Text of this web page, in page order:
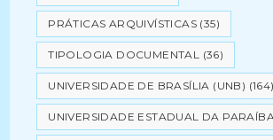
PRÁTICAS ARQUIVÍSTICAS (35)
TIPOLOGIA DOCUMENTAL (36)
UNIVERSIDADE DE BRASÍLIA (UNB) (164)
UNIVERSIDADE ESTADUAL DA